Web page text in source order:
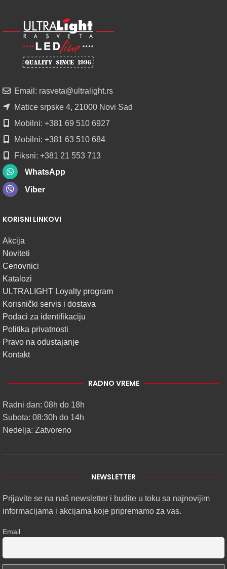
LED
PROFILI
TRIMLESS
DIFUZOROM
POGLEDAJ
Email: rasveta@ultralight.rs
Matice srpske 4, 21000 Novi Sad
Mobilni: +381 69 510 6927
Mobilni: +381 63 510 684
Fiksni: +381 21 553 713
WhatsApp
Viber
KORISNI LINKOVI
Akcija
Noviteti
Cenovnici
Katalozi
ULTRALIGHT Loyalty program
Korisnički servis i dostava
Podaci za identifikaciju
Politika privatnosti
Pravo na odustajanje
Kontakt
RADNO VREME
Radni dan: 08h do 18h
Subota: 08:30h do 14h
Nedelja: Zatvoreno
NEWSLETTER
Prijavite se na naš newsletter i budite u toku sa najnovijim
informacijama i akcijama koje pripremamo za vas.
Email